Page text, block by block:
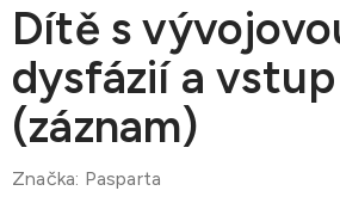
Dítě s
dysfázií a
(záznam)
Značka: Pasparta